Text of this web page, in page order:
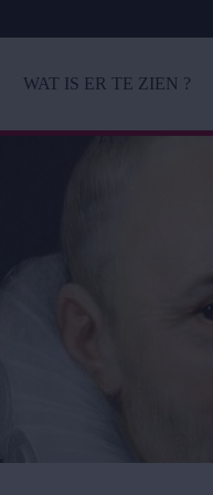
WAT IS ER TE ZIEN ?